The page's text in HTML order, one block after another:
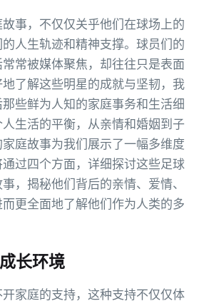
事，不仅仅关乎他们在球场上的
人生轨迹和精神支撑。球员们的
常被媒体聚焦，却往往只是表面
了解这些明星的成就与坚韧，我
些鲜为人知的家庭事务和生活细
生活的平衡，从亲情和婚姻到子
庭故事为我们展示了一幅多维度
过四个方面，详细探讨这些足球
，揭秘他们背后的亲情、爱情、
更全面地了解他们作为人类的多
长环境
家庭的支持，这种支持不仅仅体